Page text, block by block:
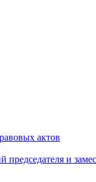
актов
и